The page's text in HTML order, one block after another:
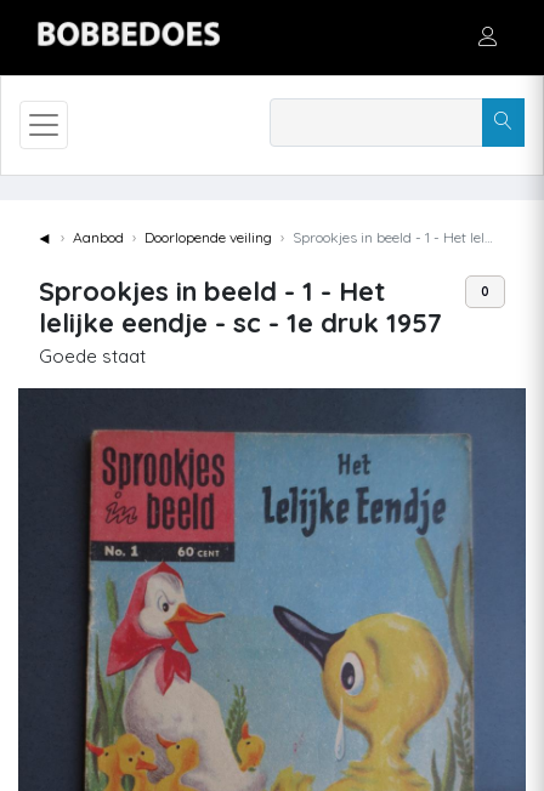
◄ Aanbod Doorlopende veiling Sprookjes in beeld - 1 - Het lelijke eendje - sc - 1e druk 1957
Sprookjes in beeld - 1 - Het
lelijke eendje - sc - 1e druk 1957
Goede staat
0